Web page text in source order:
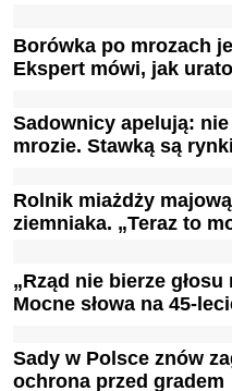
Borówka po mrozach
Ekspert mówi, jak
Sadownicy apelują:
mrozie. Stawką są
Rolnik miażdży
ziemniaka. „Teraz to
„Rząd nie bierze
Mocne słowa na 45-
Sady w Polsce znów
ochrona przed gradem